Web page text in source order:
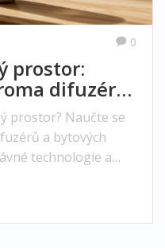
0
prostor:
difuzéry
prostor? Naučte se
a bytových
technologie a